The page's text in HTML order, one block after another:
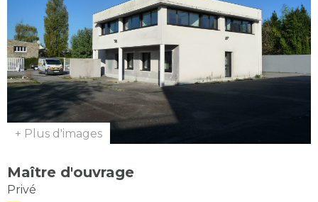
+ Plus d'images
Maître d'ouvrage
Privé